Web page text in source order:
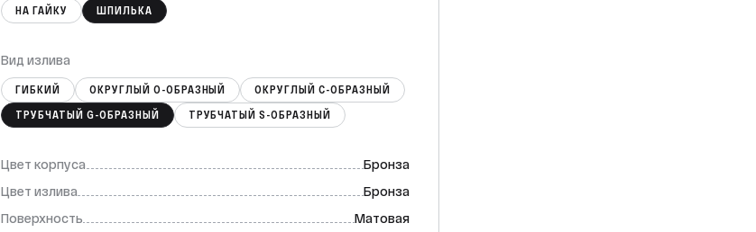
НА ГАЙКУ ШПИЛЬКА
Вид излива
ГИБКИЙ ОКРУГЛЫЙ О-ОБРАЗНЫЙ
ОКРУГЛЫЙ С-ОБРАЗНЫЙ
ТРУБЧАТЫЙ G-ОБРАЗНЫЙ
ТРУБЧАТЫЙ S-ОБРАЗНЫЙ
Цвет корпуса
Бронза
Цвет излива
Бронза
Поверхность
Матовая